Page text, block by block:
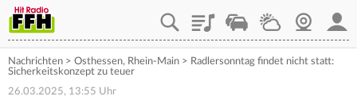
PlaylistStaupilotWetterWebcam
Nachrichten > Osthessen, Rhein-Main > Radlersonntag findet nicht statt:
Sicherkeitskonzept zu teuer
26.03.2025, 13:55 Uhr